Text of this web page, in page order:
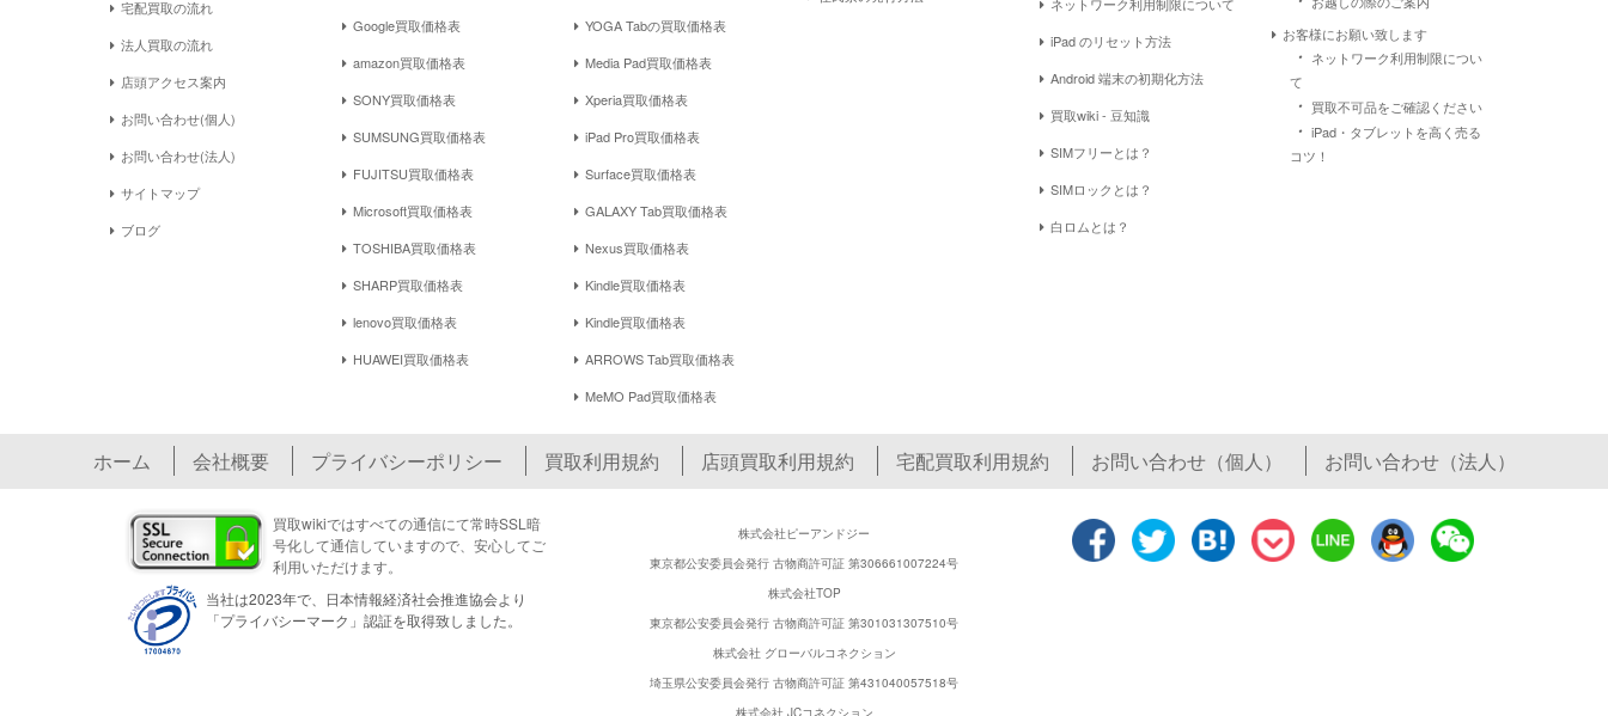
宅配買取の流れ
法人買取の流れ
店頭アクセス案内
お問い合わせ(個人)
お問い合わせ(法人)
サイトマップ
ブログ
Google買取価格表
amazon買取価格表
SONY買取価格表
SUMSUNG買取価格表
FUJITSU買取価格表
Microsoft買取価格表
TOSHIBA買取価格表
SHARP買取価格表
lenovo買取価格表
HUAWEI買取価格表
YOGA Tabの買取価格表
Media Pad買取価格表
Xperia買取価格表
iPad Pro買取価格表
Surface買取価格表
GALAXY Tab買取価格表
Nexus買取価格表
Kindle買取価格表
Kindle買取価格表
ARROWS Tab買取価格表
MeMO Pad買取価格表
iPad のリセット方法
Android 端末の初期化方法
買取wiki - 豆知識
SIMフリーとは？
SIMロックとは？
白ロムとは？
お客様にお願い致します
・ ネットワーク利用制限につい
て
・ 買取不可品をご確認ください
・ iPad・タブレットを高く売る
コツ！
ホーム 会社概要 プライバシーポリシー 買取利用規約 店頭買取利用規約 宅配買取利用規約 お問い合わせ（個人） お問い合わせ（法人）
買取wikiではすべての通信にて常時SSL暗
号化して通信していますので、安心してご
利用いただけます。
当社は2023年で、日本情報経済社会推進協会より
「プライバシーマーク」認証を取得致しました。
株式会社ピーアンドジー
東京都公安委員会発行 古物商許可証 第306661007224号
株式会社TOP
東京都公安委員会発行 古物商許可証 第301031307510号
株式会社 グローバルコネクション
埼玉県公安委員会発行 古物商許可証 第431040057518号
株式会社 JCコネクション